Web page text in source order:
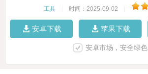
工具 时间：2025-09-02
安卓下载 苹果下载
安卓市场，安全绿色